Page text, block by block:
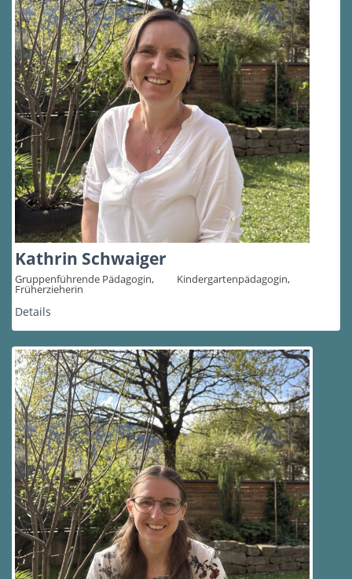
Kathrin Schwaiger
Gruppenführende Pädagogin, ⠀ ⠀ Kindergartenpädagogin,
Früherzieherin
Details